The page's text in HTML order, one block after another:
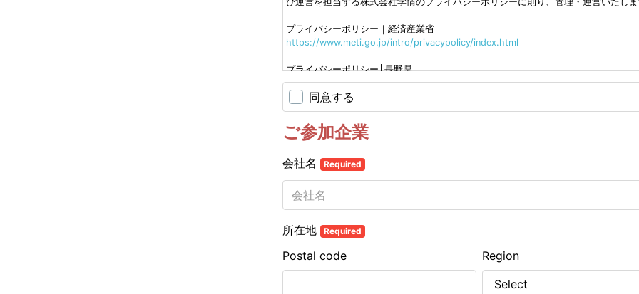
プライバシーポリシー｜経済産業省
https://www.meti.go.jp/intro/privacypolicy/index.html
プライバシーポリシー│長野県
https://www.reiki.pref.nagano.lg.jp/cgi-bin/nagano-ken/
HOUCD=40390101000200000000
プライバシーポリシー｜株式会社学情
https://company.gakujo.ne.jp/privacy/
上記をご確認の上、同意いただける場合は「同意する」をチェックし、次にお進みく
い。
同意する
ご参加企業
会社名 Required
所在地 Required
Postal code Region